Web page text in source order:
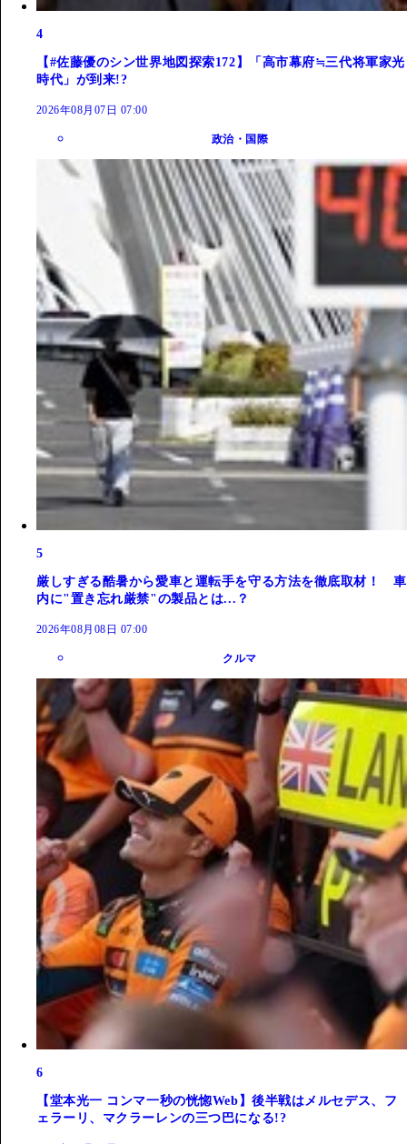
4
【#佐藤優のシン世界地図探索172】「高市幕府≒三代将軍家光
時代」が到来!?
2026年08月07日 07:00
政治・国際
5
厳しすぎる酷暑から愛車と運転手を守る方法を徹底取材！ 車
内に"置き忘れ厳禁"の製品とは...？
2026年08月08日 07:00
クルマ
6
【堂本光一 コンマ一秒の恍惚Web】後半戦はメルセデス、フ
ェラーリ、マクラーレンの三つ巴になる!?